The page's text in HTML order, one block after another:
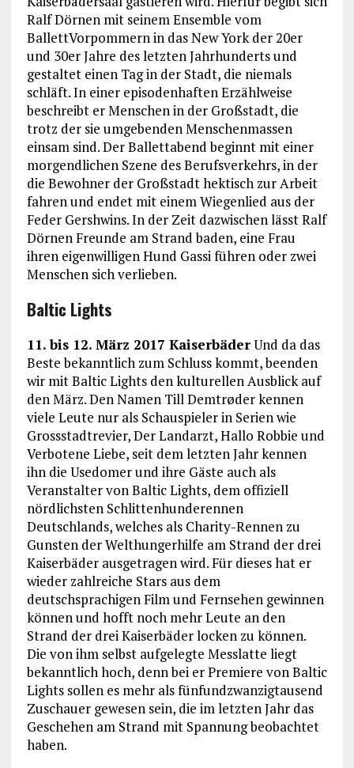
Ralf Dörnen mit seinem Ensemble vom
BallettVorpommern in das New York der 20er
und 30er Jahre des letzten Jahrhunderts und
gestaltet einen Tag in der Stadt, die niemals
schläft. In einer episodenhaften Erzählweise
beschreibt er Menschen in der Großstadt, die
trotz der sie umgebenden Menschenmassen
einsam sind. Der Ballettabend beginnt mit einer
morgendlichen Szene des Berufsverkehrs, in der
die Bewohner der Großstadt hektisch zur Arbeit
fahren und endet mit einem Wiegenlied aus der
Feder Gershwins. In der Zeit dazwischen lässt Ralf
Dörnen Freunde am Strand baden, eine Frau
ihren eigenwilligen Hund Gassi führen oder zwei
Menschen sich verlieben.
Baltic Lights
11. bis 12. März 2017 KaiserbäderUnd da das
Beste bekanntlich zum Schluss kommt, beenden
wir mit Baltic Lights den kulturellen Ausblick auf
den März. Den Namen Till Demtrøder kennen
viele Leute nur als Schauspieler in Serien wie
Grossstadtrevier, Der Landarzt, Hallo Robbie und
Verbotene Liebe, seit dem letzten Jahr kennen
ihn die Usedomer und ihre Gäste auch als
Veranstalter von Baltic Lights, dem offiziell
nördlichsten Schlittenhunderennen
Deutschlands, welches als Charity-Rennen zu
Gunsten der Welthungerhilfe am Strand der drei
Kaiserbäder ausgetragen wird. Für dieses hat er
wieder zahlreiche Stars aus dem
deutschsprachigen Film und Fernsehen gewinnen
können und hofft noch mehr Leute an den
Strand der drei Kaiserbäder locken zu können.
Die von ihm selbst aufgelegte Messlatte liegt
bekanntlich hoch, denn bei er Premiere von Baltic
Lights sollen es mehr als fünfundzwanzigtausend
Zuschauer gewesen sein, die im letzten Jahr das
Geschehen am Strand mit Spannung beobachtet
haben.